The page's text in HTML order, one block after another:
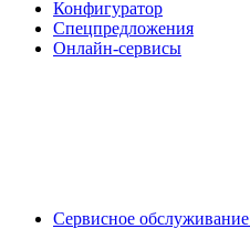
Конфигуратор
Спецпредложения
Онлайн-сервисы
Сервисное обслуживание